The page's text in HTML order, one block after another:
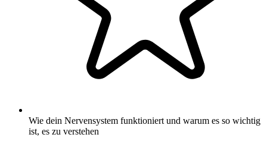
Wie dein Nervensystem funktioniert und warum es so wichtig
ist, es zu verstehen